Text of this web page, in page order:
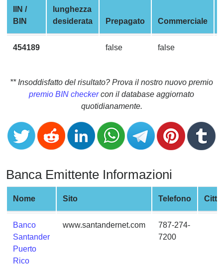
BIN
CC
Generator
from
Banks
Credit
Card
Credit
Card
Generator
Credit
Card
Generator
Generate
Credit
Card
from
BIN
IIN /
BIN
lunghezza
desiderata
Prepagato Commerciale
454189 false false
** Insoddisfatto del risultato? Prova il nostro nuovo premio
premio BIN checkercon il database aggiornato
quotidianamente.
Banca Emittente Informazioni
Nome Sito Telefono Città
Banco
Santander
Puerto
Rico
www.santandernet.com
787-274-
7200